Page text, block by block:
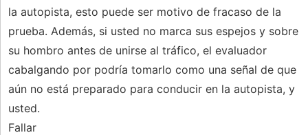
la autopista, esto puede ser motivo de fracaso de la
prueba. Además, si usted no marca sus espejos y sobre
su hombro antes de unirse al tráfico, el evaluador
cabalgando por podría tomarlo como una señal de que
aún no está preparado para conducir en la autopista, y
usted.
Fallar